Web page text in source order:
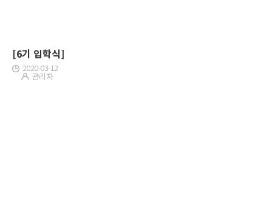
[6기 입학식]
2020-03-12
관리자